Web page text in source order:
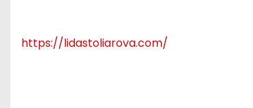
https://lidastoliarova.com/